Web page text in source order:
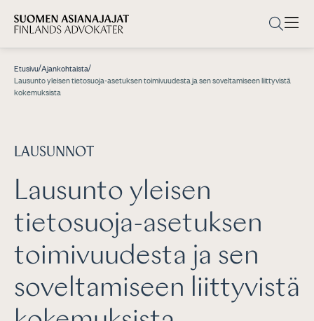
Etusivu/Ajankohtaista/
Lausunto yleisen tietosuoja-asetuksen toimivuudesta ja sen soveltamiseen liittyvistä
kokemuksista
LAUSUNNOT
Lausunto yleisen
tietosuoja-asetuksen
toimivuudesta ja sen
soveltamiseen liittyvistä